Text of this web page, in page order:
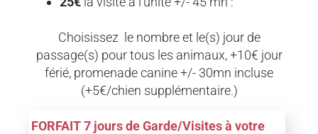
Choisissez le nombre et le(s) jour de
passage(s) pour tous les animaux, +10€ jour
férié, promenade canine +/- 30mn incluse
(+5€/chien supplémentaire.)
FORFAIT 7 jours de Garde/Visites à votre